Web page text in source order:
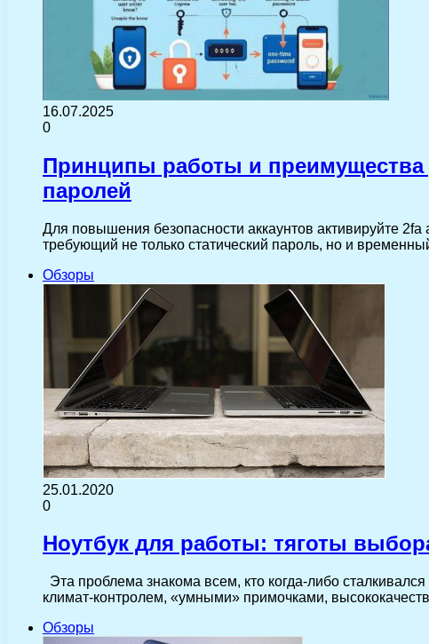
16.07.2025
0
Принципы работы и преимущества
паролей
Для повышения безопасности аккаунтов активируйте
требующий не только статический пароль, но и
Обзоры
25.01.2020
0
Ноутбук для работы: тяготы
Эта проблема знакома всем, кто когда-либо
климат-контролем, «умными» примочками,
Обзоры